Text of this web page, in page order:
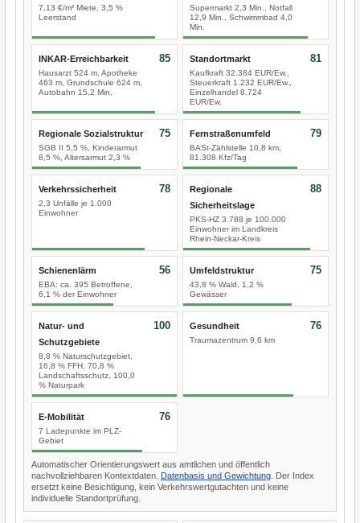
7,13 €/m² Miete, 3,5 %
Leerstand
Supermarkt 2,3 Min., Notfall
12,9 Min., Schwimmbad 4,0
Min.
INKAR-Erreichbarkeit
Hausarzt 524 m, Apotheke
463 m, Grundschule 624 m,
Autobahn 15,2 Min.
85 Standortmarkt
Kaufkraft 32.384 EUR/Ew.,
Steuerkraft 1.232 EUR/Ew.,
Einzelhandel 8.724
EUR/Ew.
81
Regionale Sozialstruktur
SGB II 5,5 %, Kinderarmut
8,5 %, Altersarmut 2,3 %
75 Fernstraßenumfeld
BASt-Zählstelle 10,8 km,
81.308 Kfz/Tag
79
Verkehrssicherheit
2,3 Unfälle je 1.000
Einwohner
78
Regionale
Sicherheitslage
PKS-HZ 3.788 je 100.000
Einwohner im Landkreis
Rhein-Neckar-Kreis
88
Schienenlärm
EBA: ca. 395 Betroffene,
6,1 % der Einwohner
56 Umfeldstruktur
43,8 % Wald, 1,2 %
Gewässer
75
Natur- und
Schutzgebiete
8,8 % Naturschutzgebiet,
16,8 % FFH, 70,8 %
Landschaftsschutz, 100,0
% Naturpark
100 Gesundheit
Traumazentrum 9,6 km
76
E-Mobilität
7 Ladepunkte im PLZ-
Gebiet
76
Automatischer Orientierungswert aus amtlichen und öffentlich
nachvollziehbaren Kontextdaten. Datenbasis und Gewichtung . Der Index
ersetzt keine Besichtigung, kein Verkehrswertgutachten und keine
individuelle Standortprüfung.